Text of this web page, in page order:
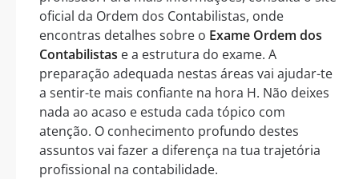
oficial da Ordem dos Contabilistas, onde
encontras detalhes sobre o Exame Ordem dos
Contabilistas e a estrutura do exame. A
preparação adequada nestas áreas vai ajudar-te
a sentir-te mais confiante na hora H. Não deixes
nada ao acaso e estuda cada tópico com
atenção. O conhecimento profundo destes
assuntos vai fazer a diferença na tua trajetória
profissional na contabilidade.